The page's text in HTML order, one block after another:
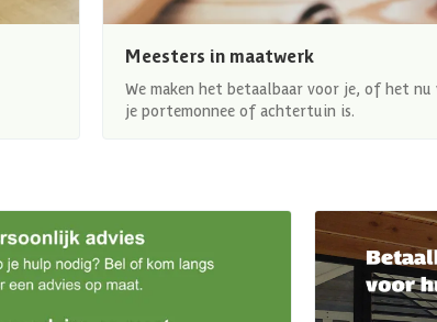
Meesters in maatwerk
We maken het betaalbaar voor je, of het nu
je portemonnee of achtertuin is.